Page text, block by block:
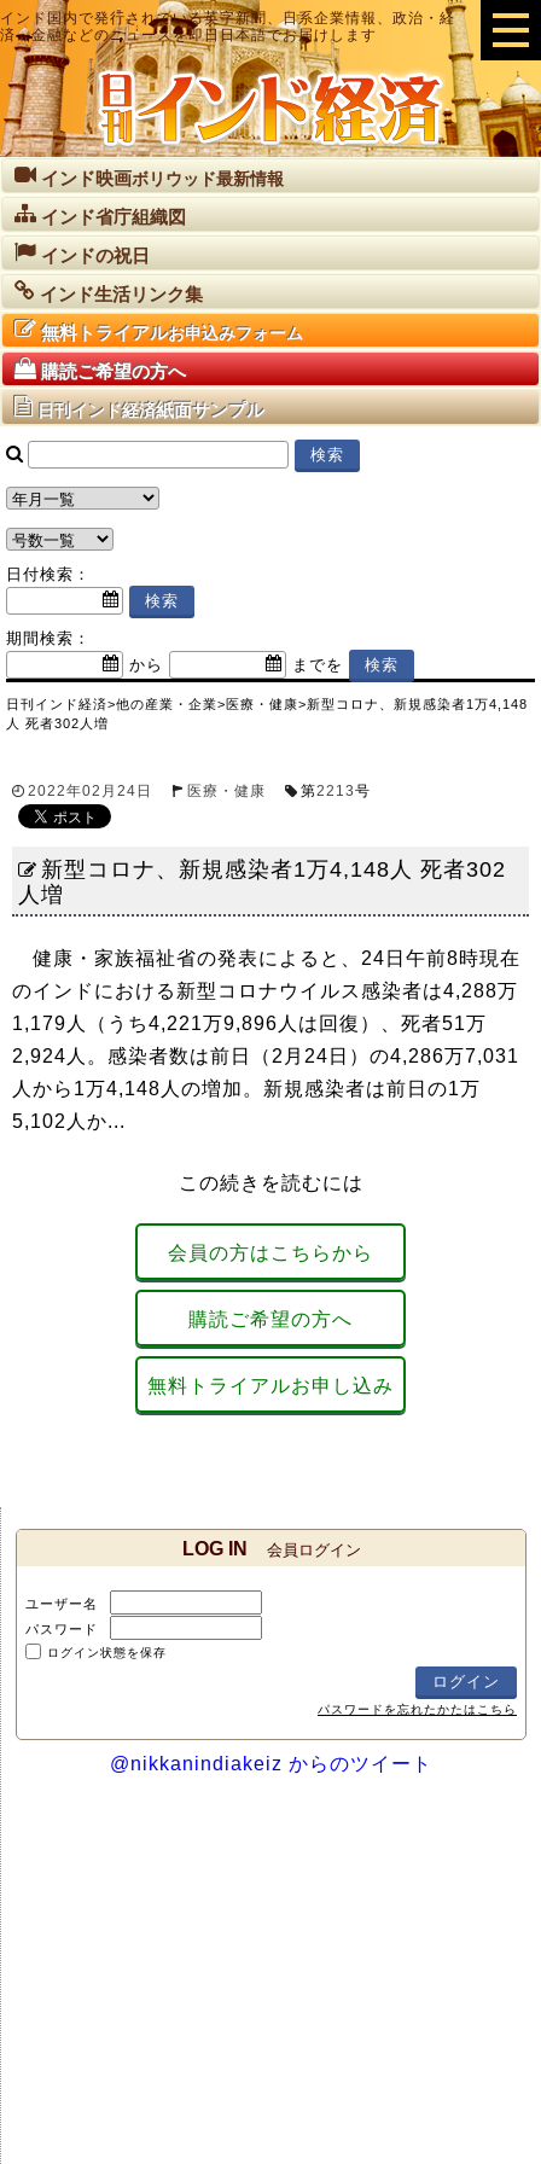
インド国内で発行されている英字新聞、日系企業情報、政治・経
済・金融などのニュースを即日日本語でお届けします
インド映画ボリウッド最新情報
インド省庁組織図
インドの祝日
インド生活リンク集
無料トライアルお申込みフォーム
購読ご希望の方へ
日刊インド経済紙面サンプル
日付検索：
期間検索：
から
までを
日刊インド経済>他の産業・企業>医療・健康>新型コロナ、新規感染者1万4,148
人 死者302人増
2022年02月24日 医療・健康 第2213号
新型コロナ、新規感染者1万4,148人 死者302
人増
健康・家族福祉省の発表によると、24日午前8時現在
のインドにおける新型コロナウイルス感染者は4,288万
1,179人（うち4,221万9,896人は回復）、死者51万
2,924人。感染者数は前日（2月24日）の4,286万7,031
人から1万4,148人の増加。新規感染者は前日の1万
5,102人か...
この続きを読むには
会員の方はこちらから
購読ご希望の方へ
無料トライアルお申し込み
LOG IN 会員ログイン
ユーザー名
パスワード
ログイン状態を保存
パスワードを忘れたかたはこちら
@nikkanindiakeiz からのツイート